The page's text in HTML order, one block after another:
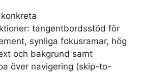
tangentbordsstöd för
synliga fokusramar, hög
och bakgrund samt
över navigering (skip-to-